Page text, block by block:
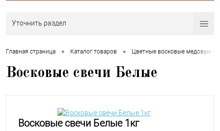
Уточнить раздел
Главная страница • Каталог товаров • Цветные восковые медовые
Восковые свечи Белые
Восковые свечи Белые 1кг